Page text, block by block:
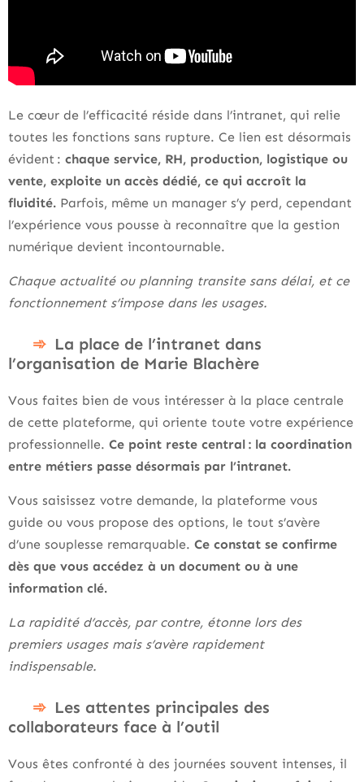
Le cœur de l’efficacité réside dans l’intranet, qui relie
toutes les fonctions sans rupture. Ce lien est désormais
évident : chaque service, RH, production, logistique ou
vente, exploite un accès dédié, ce qui accroît la
fluidité. Parfois, même un manager s’y perd, cependant
l’expérience vous pousse à reconnaître que la gestion
numérique devient incontournable.
Chaque actualité ou planning transite sans délai, et ce
fonctionnement s’impose dans les usages.
La place de l’intranet dans
l’organisation de Marie Blachère
Vous faites bien de vous intéresser à la place centrale
de cette plateforme, qui oriente toute votre expérience
professionnelle. Ce point reste central : la coordination
entre métiers passe désormais par l’intranet.
Vous saisissez votre demande, la plateforme vous
guide ou vous propose des options, le tout s’avère
d’une souplesse remarquable. Ce constat se confirme
dès que vous accédez à un document ou à une
information clé.
La rapidité d’accès, par contre, étonne lors des
premiers usages mais s’avère rapidement
indispensable.
Les attentes principales des
collaborateurs face à l’outil
Vous êtes confronté à des journées souvent intenses, il